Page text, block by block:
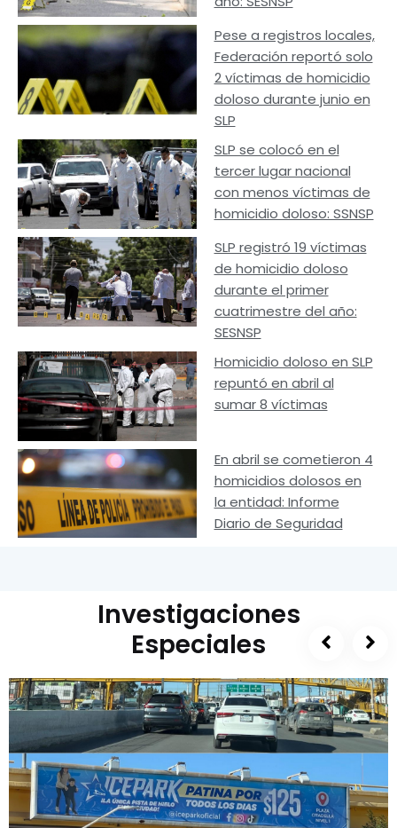
Pese a registros locales,
Federación reportó solo
2 víctimas de homicidio
doloso durante junio en
SLP
SLP se colocó en el
tercer lugar nacional
con menos víctimas de
homicidio doloso: SSNSP
SLP registró 19 víctimas
de homicidio doloso
durante el primer
cuatrimestre del año:
SESNSP
Homicidio doloso en SLP
repuntó en abril al
sumar 8 víctimas
En abril se cometieron 4
homicidios dolosos en
la entidad: Informe
Diario de Seguridad
Investigaciones
Especiales